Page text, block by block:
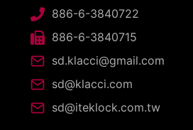
886-6-3840722
886-6-3840715
sd.klacci@gmail.com
sd@klacci.com
sd@iteklock.com.tw